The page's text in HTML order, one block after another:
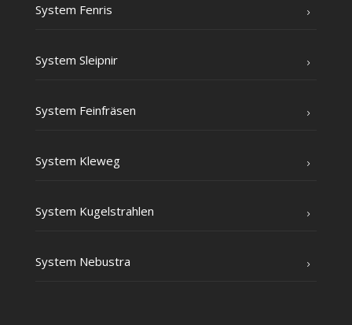
Sys­tem Fenris
Sys­tem Sleipnir
Sys­tem Feinfräsen
Sys­tem Kleweg
Sys­tem Kugelstrahlen
Sys­tem Nebustra